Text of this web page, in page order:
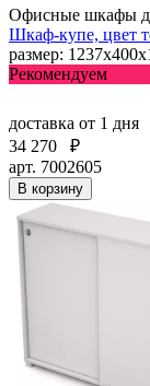
Офисные шкафы
Шкаф-купе, цвет
размер:
Рекомендуем
доставка от 1 дня
34 270
₽
арт. 7002605
В корзину